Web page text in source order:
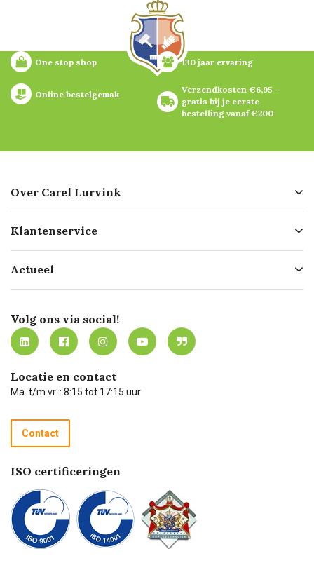
One stop shop 130 jaar ervaring
Online bestelgemak
Verzendkosten €6,95 –
gratis bij je eerste
bestelling vanaf €200
Over Carel Lurvink
Geschiedenis
Missie
Werken bij Carel Lurvink
MVO
Klantenservice
Bezorgen
Mijn Carel Lurvink
Mijn Carel Lurvink instructievideo's
Carel Lurvink App
Hulp op afstand
Technische dienst
Recycle programma
Betalen
Actueel
Innovation LAB
Tevreden klanten
Carel Lurvink Blog
Carel de podcast
Volg ons via social!
Locatie en contact
Ma. t/m vr. : 8:15 tot 17:15 uur
Contact
ISO certificeringen